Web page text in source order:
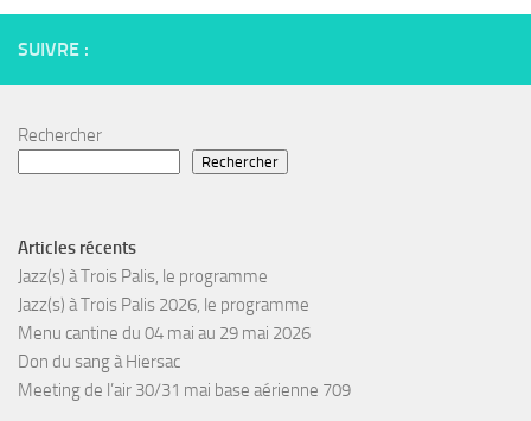
SUIVRE :
Rechercher
Rechercher
Articles récents
Jazz(s) à Trois Palis, le programme
Jazz(s) à Trois Palis 2026, le programme
Menu cantine du 04 mai au 29 mai 2026
Don du sang à Hiersac
Meeting de l’air 30/31 mai base aérienne 709